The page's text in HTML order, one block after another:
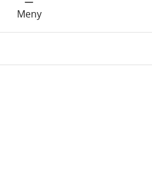
Meny